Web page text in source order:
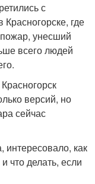
с
где
унесший
всего людей
версий, но
сейчас
как
что делать, если